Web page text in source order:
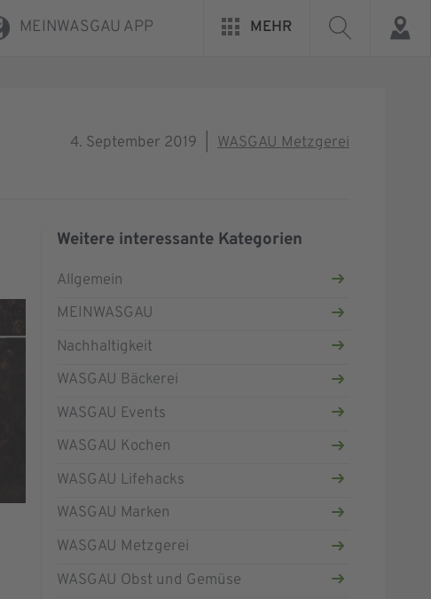
MEINWASGAU APP MEHR
4. September 2019 WASGAU Metzgerei
Weitere interessante Kategorien
Allgemein
MEINWASGAU
Nachhaltigkeit
WASGAU Bäckerei
WASGAU Events
WASGAU Kochen
WASGAU Lifehacks
WASGAU Marken
WASGAU Metzgerei
WASGAU Obst und Gemüse